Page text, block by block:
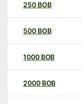
250 BOB
500 BOB
1000 BOB
2000 BOB